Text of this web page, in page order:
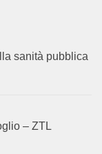
sanità pubblica
– ZTL